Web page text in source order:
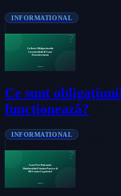
INFORMATIONAL
Ce sunt
funcționează?
INFORMATIONAL